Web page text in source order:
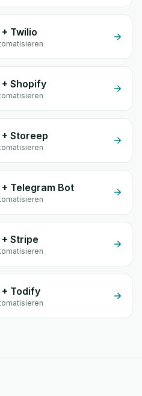
+ Twilio
+ Shopify
+ Storeep
+ Telegram Bot
+ Stripe
+ Todify